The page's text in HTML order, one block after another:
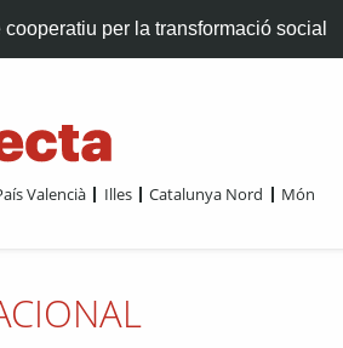
cooperatiu per la transformació social
Valencià Illes Catalunya Nord Món